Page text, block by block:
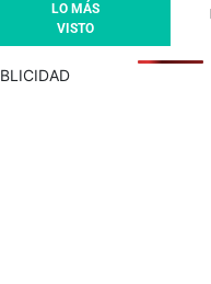
LO MÁS
VISTO